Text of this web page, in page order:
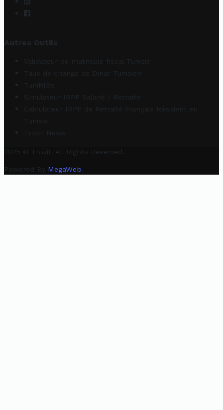
Autres Outils
Validateur de matricule fiscal Tunisie
Taux de change de Dinar Tunisien
TuniRIBs
Simulateur IRPP Salarié / Retraité
Calculateur IRPP de Retraité Français Résident en
Tunisie
Trovit News
2025 © Trovit. All Rights Reserved.
Powered By MegaWeb